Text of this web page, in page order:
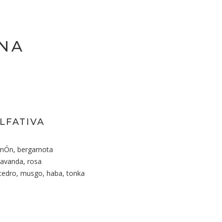
bergamota
rosa
musgo, haba, tonka